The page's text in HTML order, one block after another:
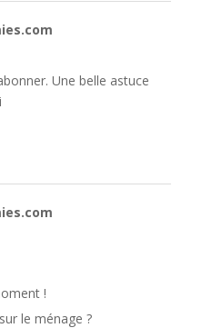
Une belle astuce
!
le ménage ?